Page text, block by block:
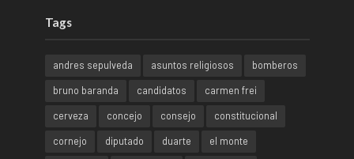
Tags
andres sepulveda asuntos religiosos
bomberos
bruno baranda
candidatos
carmen frei
cerveza
concejo consejo
constitucional
cornejo
diputado duarte
el monte